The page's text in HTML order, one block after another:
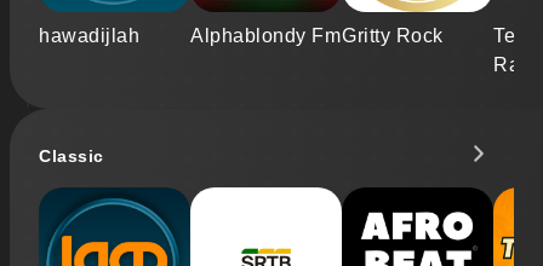
hawadijlah Alphablondy FmGritty Rock
Classic